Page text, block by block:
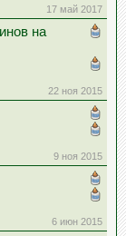
17 май 2017
на
22 ноя 2015
9 ноя 2015
6 июн 2015